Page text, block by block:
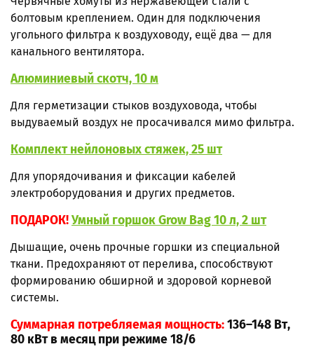
болтовым креплением. Один для подключения
угольного фильтра к воздуховоду, ещё два — для
канального вентилятора.
Алюминиевый скотч, 10 м
Для герметизации стыков воздуховода, чтобы
выдуваемый воздух не просачивался мимо фильтра.
Комплект нейлоновых стяжек, 25 шт
Для упорядочивания и фиксации кабелей
электроборудования и других предметов.
ПОДАРОК!Умный горшок Grow Bag 10 л, 2 шт
Дышащие, очень прочные горшки из специальной
ткани. Предохраняют от перелива, способствуют
формированию обширной и здоровой корневой
системы.
Суммарная потребляемая мощность:136–148 Вт,
80 кВт в месяц при режиме 18/6